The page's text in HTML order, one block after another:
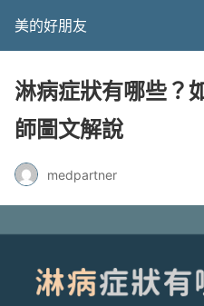
美的好朋友
淋病症狀有哪些？
師圖文解說
medpartner